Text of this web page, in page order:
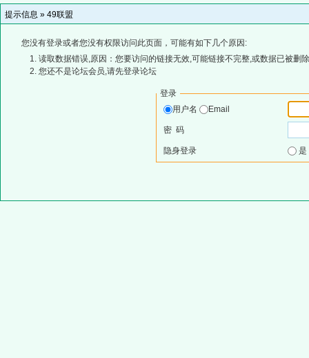
提示信息 » 49联盟
您没有登录或者您没有权限访问此页面，可能有如下几个原因:
读取数据错误,原因：您要访问的链接无效,可能链接不完整,或数据已被删
您还不是论坛会员,请先登录论坛
登录
用户名
Email
密 码
隐身登录